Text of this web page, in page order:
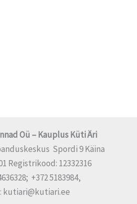
Oü – Kauplus Küti Äri
Spordi 9 Käina
Registrikood: 12332316
+372 5183984,
kutiari@kutiari.ee